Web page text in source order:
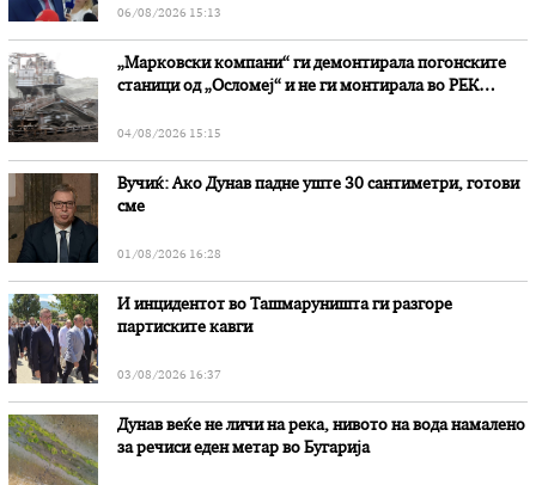
06/08/2026 15:13
„Марковски компани“ ги демонтирала погонските
станици од „Осломеј“ и не ги монтирала во РЕК
04/08/2026 15:15
Вучиќ: Ако Дунав падне уште 30 сантиметри, готови
сме
01/08/2026 16:28
И инцидентот во Ташмаруништa ги разгоре
партиските кавги
03/08/2026 16:37
Дунав веќе не личи на река, нивото на вода намалено
за речиси еден метар во Бугарија